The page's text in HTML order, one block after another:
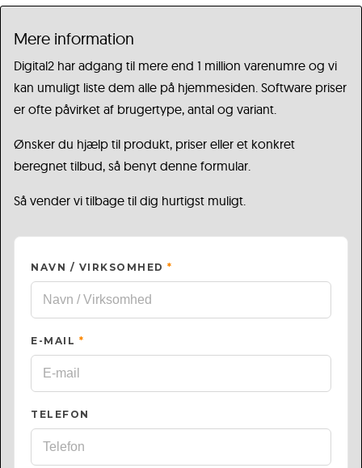
Mere information
Digital2 har adgang til mere end 1 million varenumre og vi
kan umuligt liste dem alle på hjemmesiden. Software priser
er ofte påvirket af brugertype, antal og variant.
Ønsker du hjælp til produkt, priser eller et konkret
beregnet tilbud, så benyt denne formular.
Så vender vi tilbage til dig hurtigst muligt.
NAVN / VIRKSOMHED *
E-MAIL *
TELEFON